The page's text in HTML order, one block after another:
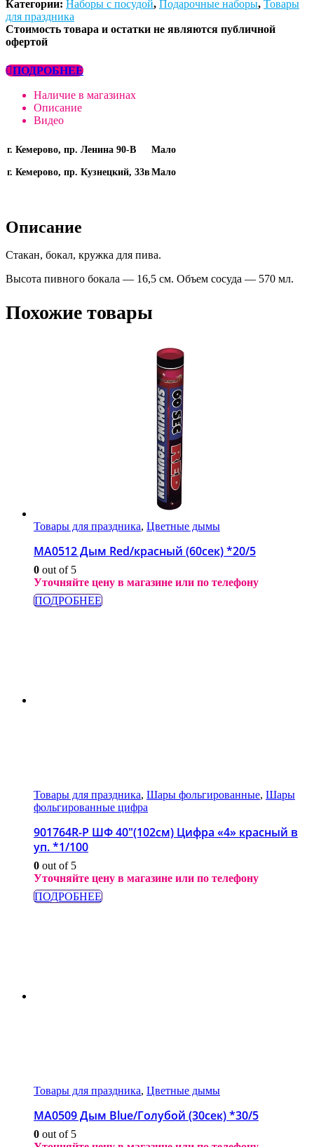
Категории: Наборы с посудой, Подарочные наборы, Товары
для праздника
Стоимость товара и остатки не являются публичной
офертой
ПОДРОБНЕЕ
Наличие в магазинах
Описание
Видео
г. Кемерово, пр. Ленина 90-В Мало
г. Кемерово, пр. Кузнецкий, 33в Мало
Описание
Стакан, бокал, кружка для пива.
Высота пивного бокала — 16,5 см. Объем сосуда — 570 мл.
Похожие товары
Товары для праздника, Цветные дымы
МА0512 Дым Red/красный (60сек) *20/5
0 out of 5
Уточняйте цену в магазине или по телефону
ПОДРОБНЕЕ
Товары для праздника, Шары фольгированные, Шары
фольгированные цифра
901764R-P ШФ 40″(102см) Цифра «4» красный в
уп. *1/100
0 out of 5
Уточняйте цену в магазине или по телефону
ПОДРОБНЕЕ
Товары для праздника, Цветные дымы
МА0509 Дым Blue/Голубой (30сек) *30/5
0 out of 5